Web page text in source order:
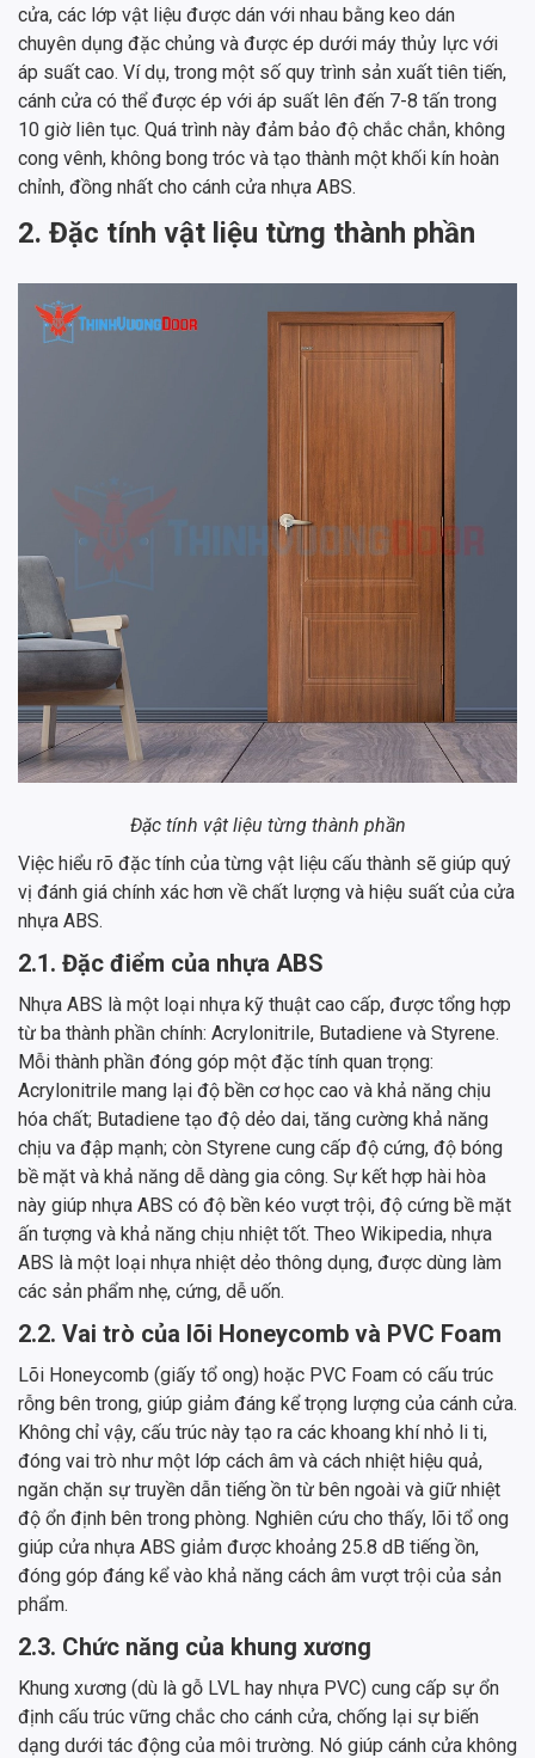
cửa, các lớp vật liệu được dán với nhau bằng keo dán
chuyên dụng đặc chủng và được ép dưới máy thủy lực với
áp suất cao. Ví dụ, trong một số quy trình sản xuất tiên tiến,
cánh cửa có thể được ép với áp suất lên đến 7-8 tấn trong
10 giờ liên tục. Quá trình này đảm bảo độ chắc chắn, không
cong vênh, không bong tróc và tạo thành một khối kín hoàn
chỉnh, đồng nhất cho cánh cửa nhựa ABS.
2. Đặc tính vật liệu từng thành phần
Đặc tính vật liệu từng thành phần
Việc hiểu rõ đặc tính của từng vật liệu cấu thành sẽ giúp quý
vị đánh giá chính xác hơn về chất lượng và hiệu suất của cửa
nhựa ABS.
2.1. Đặc điểm của nhựa ABS
Nhựa ABS là một loại nhựa kỹ thuật cao cấp, được tổng hợp
từ ba thành phần chính: Acrylonitrile, Butadiene và Styrene.
Mỗi thành phần đóng góp một đặc tính quan trọng:
Acrylonitrile mang lại độ bền cơ học cao và khả năng chịu
hóa chất; Butadiene tạo độ dẻo dai, tăng cường khả năng
chịu va đập mạnh; còn Styrene cung cấp độ cứng, độ bóng
bề mặt và khả năng dễ dàng gia công. Sự kết hợp hài hòa
này giúp nhựa ABS có độ bền kéo vượt trội, độ cứng bề mặt
ấn tượng và khả năng chịu nhiệt tốt. Theo Wikipedia, nhựa
ABS là một loại nhựa nhiệt dẻo thông dụng, được dùng làm
các sản phẩm nhẹ, cứng, dễ uốn.
2.2. Vai trò của lõi Honeycomb và PVC Foam
Lõi Honeycomb (giấy tổ ong) hoặc PVC Foam có cấu trúc
rỗng bên trong, giúp giảm đáng kể trọng lượng của cánh cửa.
Không chỉ vậy, cấu trúc này tạo ra các khoang khí nhỏ li ti,
đóng vai trò như một lớp cách âm và cách nhiệt hiệu quả,
ngăn chặn sự truyền dẫn tiếng ồn từ bên ngoài và giữ nhiệt
độ ổn định bên trong phòng. Nghiên cứu cho thấy, lõi tổ ong
giúp cửa nhựa ABS giảm được khoảng 25.8 dB tiếng ồn,
đóng góp đáng kể vào khả năng cách âm vượt trội của sản
phẩm.
2.3. Chức năng của khung xương
Khung xương (dù là gỗ LVL hay nhựa PVC) cung cấp sự ổn
định cấu trúc vững chắc cho cánh cửa, chống lại sự biến
dạng dưới tác động của môi trường. Nó giúp cánh cửa không